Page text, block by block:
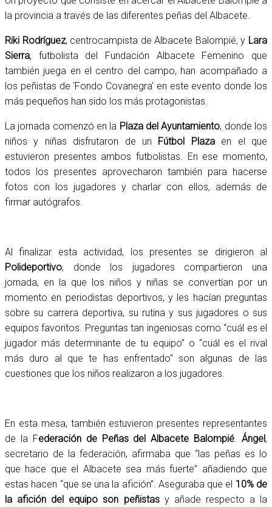
la provincia a través de las diferentes peñas del Albacete.
Riki Rodríguez, centrocampista de Albacete Balompié, y Lara
Sierra, futbolista del Fundación Albacete Femenino que
también juega en el centro del campo, han acompañado a
los peñistas de ‘Fondo Covanegra’ en este evento donde los
más pequeños han sido los más protagonistas.
La jornada comenzó en la Plaza del Ayuntamiento, donde los
niños y niñas disfrutaron de un Fútbol Plazaen el que
estuvieron presentes ambos futbolistas. En ese momento,
todos los presentes aprovecharon también para hacerse
fotos con los jugadores y charlar con ellos, además de
firmar autógrafos.
Al finalizar esta actividad, los presentes se dirigieron al
Polideportivo, donde los jugadores compartieron una
jornada, en la que los niños y niñas se convertían por un
momento en periodistas deportivos, y les hacían preguntas
sobre su carrera deportiva, su rutina y sus jugadores o sus
equipos favoritos. Preguntas tan ingeniosas como “cuál es el
jugador más determinante de tu equipo” o “cuál es el rival
más duro al que te has enfrentado” son algunas de las
cuestiones que los niños realizaron a los jugadores.
En esta mesa, también estuvieron presentes representantes
de la Federación de Peñas del Albacete Balompié Ángel,
secretario de la federación, afirmaba que “las peñas es lo
que hace que el Albacete sea más fuerte” añadiendo que
estas hacen “que se una la afición”. Aseguraba que el 10% de
la afición del equipo son peñistasy añade respecto a la